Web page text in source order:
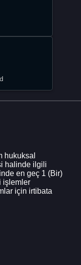
hukuksal
halinde ilgili
en geç 1 (Bir)
işlemler
için irtibata